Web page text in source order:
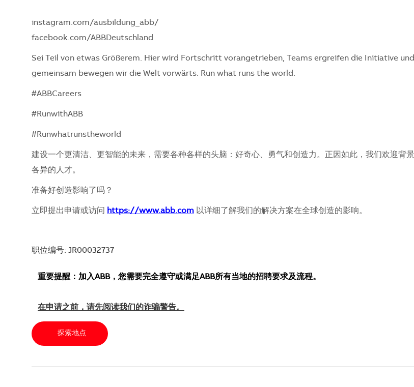
instagram.com/ausbildung_abb/
facebook.com/ABBDeutschland
Sei Teil von etwas Größerem. Hier wird Fortschritt vorangetrieben, Teams ergreifen die Initiative und
gemeinsam bewegen wir die Welt vorwärts. Run what runs the world.
#ABBCareers
#RunwithABB
#Runwhatrunstheworld
建设一个更清洁、更智能的未来，需要各种各样的头脑：好奇心、勇气和创造力。正因如此，我们欢迎背
各异的人才。
准备好创造影响了吗？
立即提出申请或访问 https://www.abb.com 以详细了解我们的解决方案在全球创造的影响。
职位编号: JR00032737
重要提醒：加入ABB，您需要完全遵守或满足ABB所有当地的招聘要求及流程。
在申请之前，请先阅读我们的诈骗警告。
探索地点